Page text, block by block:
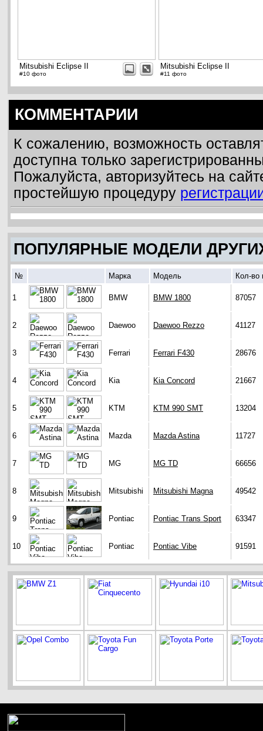
Mitsubishi Eclipse II
#10 фото
Mitsubishi Eclipse II
#11 фото
КОММЕНТАРИИ
К сожалению, возможность
доступна только
Пожалуйста, авторизуйтесь на
простейшую процедуру
ПОПУЛЯРНЫЕ МОДЕЛИ
№ Марка Модель Кол-во
1 BMW BMW 1800 87057
2 Daewoo Daewoo Rezzo 41127
3 Ferrari Ferrari F430 28676
4 Kia Kia Concord 21667
5 KTM KTM 990 SMT 13204
6 Mazda Mazda Astina 11727
7 MG MG TD 66656
8 Mitsubishi Mitsubishi Magna 49542
9 Pontiac Pontiac Trans Sport 63347
10 Pontiac Pontiac Vibe 91591